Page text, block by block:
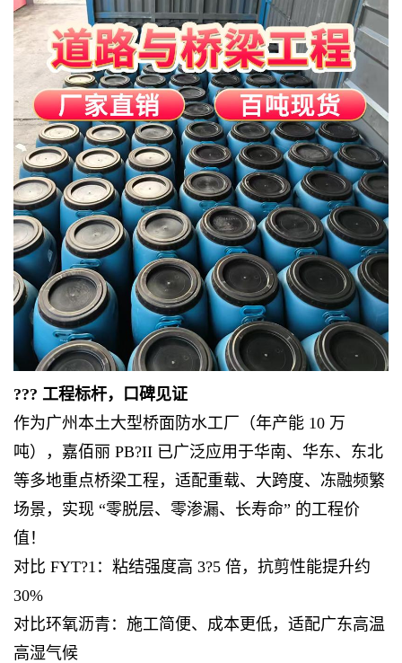
??? 工程标杆，口碑见证
作为广州本土大型桥面防水工厂（年产能 10 万
吨），嘉佰丽 PB?II 已广泛应用于华南、华东、东北
等多地重点桥梁工程，适配重载、大跨度、冻融频繁
场景，实现 “零脱层、零渗漏、长寿命” 的工程价
值！
对比 FYT?1：粘结强度高 3?5 倍，抗剪性能提升约
30%
对比环氧沥青：施工简便、成本更低，适配广东高温
高湿气候